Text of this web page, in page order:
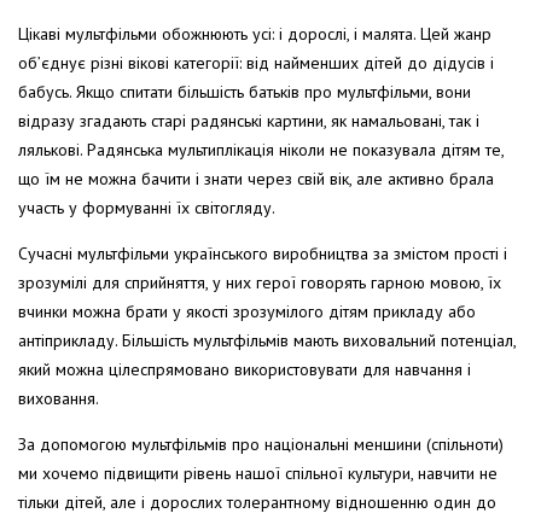
Цікаві мультфільми обожнюють усі: і дорослі, і малята. Цей жанр
об’єднує різні вікові категорії: від найменших дітей до дідусів і
бабусь. Якщо спитати більшість батьків про мультфільми, вони
відразу згадають старі радянські картини, як намальовані, так і
лялькові. Радянська мультиплікація ніколи не показувала дітям те,
що їм не можна бачити і знати через свій вік, але активно брала
участь у формуванні їх світогляду.
Сучасні мультфільми українського виробництва за змістом прості і
зрозумілі для сприйняття, у них герої говорять гарною мовою, їх
вчинки можна брати у якості зрозумілого дітям прикладу або
антіприкладу. Більшість мультфільмів мають виховальний потенціал,
який можна цілеспрямовано використовувати для навчання і
виховання.
За допомогою мультфільмів про національні меншини (спільноти)
ми хочемо підвищити рівень нашої спільної культури, навчити не
тільки дітей, але і дорослих толерантному відношенню один до